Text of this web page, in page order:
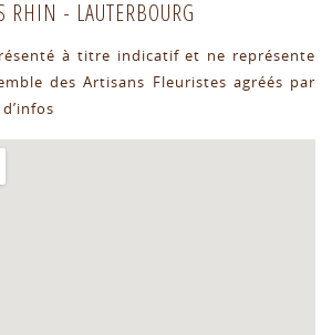
RHIN - LAUTERBOURG
à titre indicatif et ne représente
des Artisans Fleuristes agréés par
d’infos